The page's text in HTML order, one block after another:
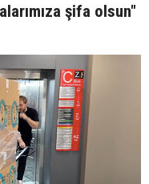
şifa olsun"